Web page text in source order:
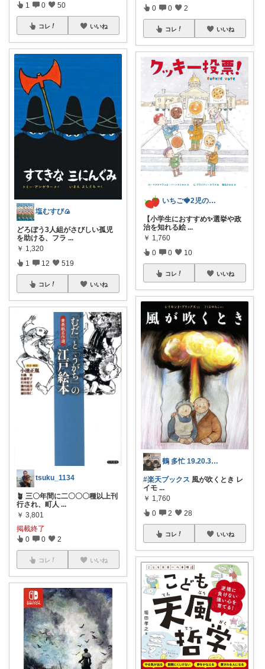
1 0 50
コレ いいね
塩むすび🍙
どろぼう3人組がさびしい孤児
を助ける、フラ ...
￥ 1,320
1 12 519
コレ いいね
tsuku_1134
🪴 三〇年間に二〇〇〇種以上刊
行され、町人 ...
￥ 3,801
掲載終了
0 0 2
コレ いいね
0 0 2
コレ いいね
いちご🍓2児のママ
【小学生におすすめ✨️選挙や政
治を知れる絵 ...
￥ 1,760
0 0 10
コレ いいね
鶴 多忙 19.20.30日感謝🫶
#楽天ブックス 風が吹くとき レ
イモ ...
￥ 1,760
0 2 28
コレ いいね